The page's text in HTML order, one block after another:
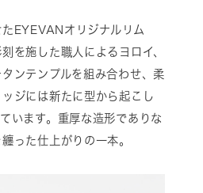
EYEVANオリジナルリム
を施した職人によるヨロイ、
ンテンプルを組み合わせ、柔
ジには新たに型から起こし
います。重厚な造形でありな
った仕上がりの一本。